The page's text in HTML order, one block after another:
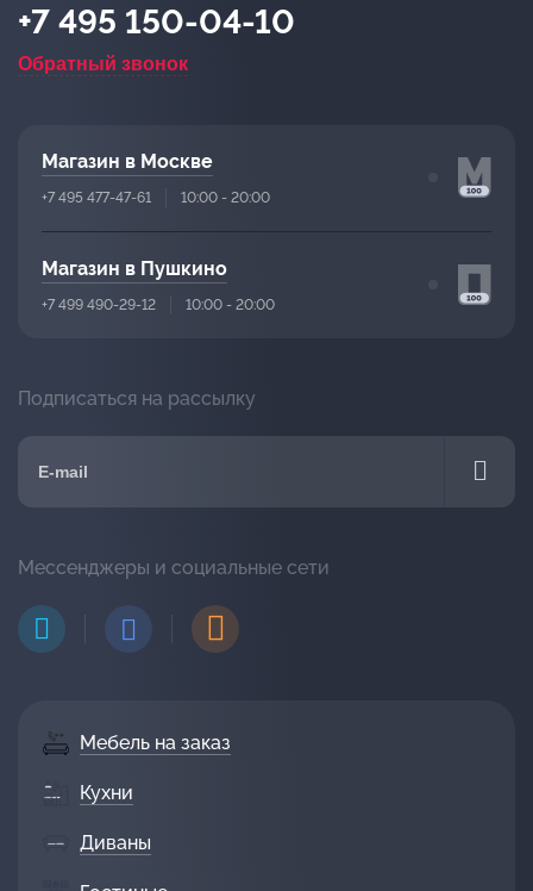
Мебель на заказ
Кухни
Диваны
+7 495 150-04-10
Обратный звонок
Магазин в Москве
+7 495 477-47-61 10:00 - 20:00
Магазин в Пушкино
+7 499 490-29-12 10:00 - 20:00
Подписаться на рассылку
Мессенджеры и социальные сети